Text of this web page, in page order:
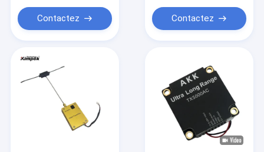
Produits
A propos de nous
Visite d'usine
Contactez Contactez